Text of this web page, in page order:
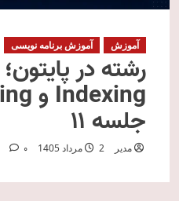
آموزش آموزش برنامه نویسی
رشته در
جلسه ۱۱
مدیر 2 مرداد 1405 0